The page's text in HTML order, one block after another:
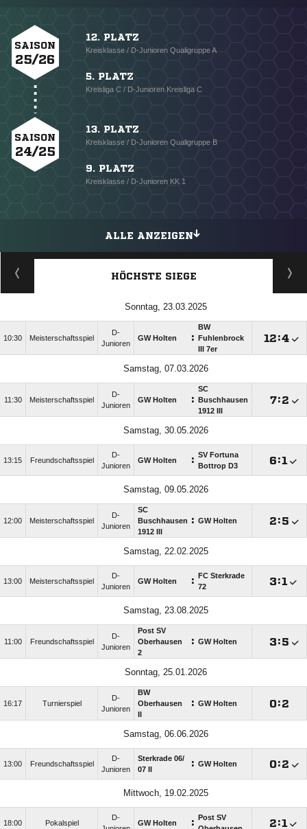
SAISON
25/26
12. PLATZ
Kreisklasse / D-Junioren Qualigruppe A
5. PLATZ
Kreisliga C / D-Junioren Kreisliga C
SAISON
24/25
13. PLATZ
Kreisklasse / D-Junioren Qualigruppe B
9. PLATZ
Kreisklasse / D-Junioren KK 1
ALLE ANZEIGEN
HÖCHSTE SIEGE
Sonntag, 23.03.2025
10:30 Meisterschaftsspiel
D-
Junioren
GW Holten :
BW
Fuhlenbrock
III 7er
:
Samstag, 07.03.2026
11:30 Meisterschaftsspiel
D-
Junioren
GW Holten :
SC
Buschhausen
1912 III
:
Samstag, 30.05.2026
13:15 Freundschaftsspiel
D-
Junioren
GW Holten : SV Fortuna
Bottrop D3
:
Samstag, 09.05.2026
12:00 Meisterschaftsspiel
D-
Junioren
SC
Buschhausen
1912 III
: GW Holten :
Samstag, 22.02.2025
13:00 Meisterschaftsspiel
D-
Junioren
GW Holten :
FC Sterkrade
72
:
Samstag, 23.08.2025
11:00 Freundschaftsspiel
D-
Junioren
Post SV
Oberhausen
2
: GW Holten :
Sonntag, 25.01.2026
16:17 Turnierspiel
D-
Junioren
BW
Oberhausen
: GW Holten :
Samstag, 06.06.2026
13:00 Freundschaftsspiel
D-
Junioren
Sterkrade 06/​
07 II
: GW Holten :
Mittwoch, 19.02.2025
18:00 Pokalspiel
D-
GW Holten :
Post SV
: